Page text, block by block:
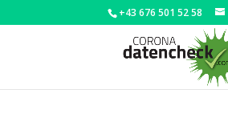
+43 676 501 52 58